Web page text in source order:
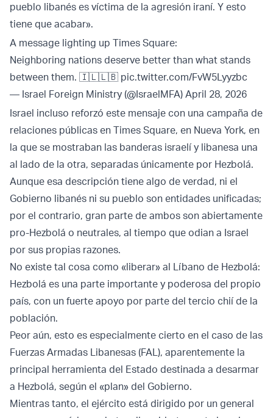
pueblo libanés es víctima de la agresión iraní. Y esto
tiene que acabar».
A message lighting up Times Square:
Neighboring nations deserve better than what stands
between them. 🇮🇱🇱🇧 pic.twitter.com/FvW5Lyyzbc
— Israel Foreign Ministry (@IsraelMFA) April 28, 2026
Israel incluso reforzó este mensaje con una campaña de
relaciones públicas en Times Square, en Nueva York, en
la que se mostraban las banderas israelí y libanesa una
al lado de la otra, separadas únicamente por Hezbolá.
Aunque esa descripción tiene algo de verdad, ni el
Gobierno libanés ni su pueblo son entidades unificadas;
por el contrario, gran parte de ambos son abiertamente
pro-Hezbolá o neutrales, al tiempo que odian a Israel
por sus propias razones.
No existe tal cosa como «liberar» al Líbano de Hezbolá:
Hezbolá es una parte importante y poderosa del propio
país, con un fuerte apoyo por parte del tercio chií de la
población.
Peor aún, esto es especialmente cierto en el caso de las
Fuerzas Armadas Libanesas (FAL), aparentemente la
principal herramienta del Estado destinada a desarmar
a Hezbolá, según el «plan» del Gobierno.
Mientras tanto, el ejército está dirigido por un general